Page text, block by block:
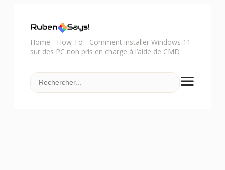
Home - How To - Comment installer Windows 11
sur des PC non pris en charge à l’aide de CMD